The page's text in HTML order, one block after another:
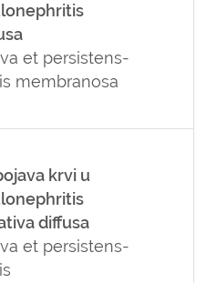
et persistens-
membranosa
krvi u
diffusa
et persistens-